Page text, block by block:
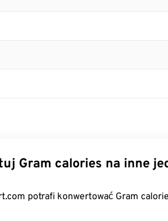
Gram calories na inne
potrafi konwertować Gram